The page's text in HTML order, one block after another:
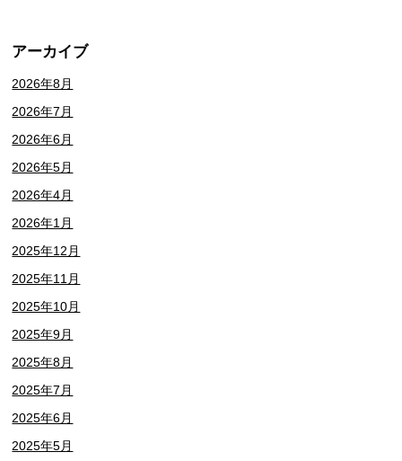
アーカイブ
2026年8月
2026年7月
2026年6月
2026年5月
2026年4月
2026年1月
2025年12月
2025年11月
2025年10月
2025年9月
2025年8月
2025年7月
2025年6月
2025年5月